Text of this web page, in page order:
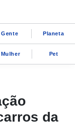
Gente Planeta
Mulher Pet
da